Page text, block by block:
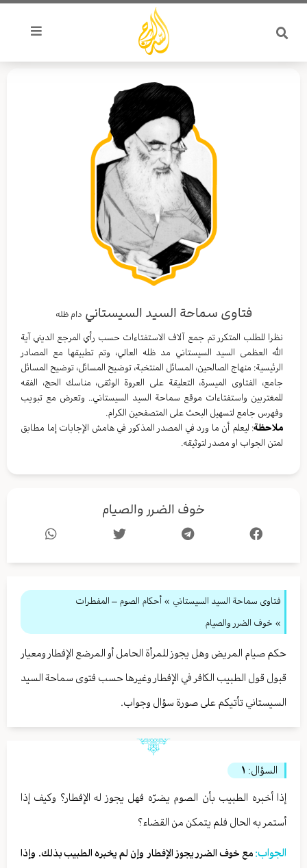
تخطي
المحتوى
فتاوى سماحة السيد السيستاني دام ظله
نظرا للطلب المتكرر تم جمع آلاف الاستفتاءات حسب رأي المرجع الديني آية
الله العظمى السيد السيستاني مد ظله العالي، وتم تطبيقها مع المصادر
الرئيسية: منهاج الصالحين، المسائل المنتخبة، توضيح المسائل، توضيح المسائل
جامع، الفتاوى الميسرة، التعليقة على العروة الوثقى، مناسك الحج، الفقه
للمغتربين واستفتاءات موقع سماحة السيد السيستاني.. وتعرض مع تبويب
وفهرس جامع لتسهيل البحث على المتصفحين الكرام.
ملاحظة: ليعلم أن ما ورد في المصدر المذكور في هامش الإجابات إما مطابق
لمتن الجواب او مصدر لتوثيقه.
خوف الضرر والصيام
فتاوى سماحة السيد السيستاني » أحكام الصوم – المفطرات
» خوف الضرر والصيام
حكم صيام المريض وهل يجوز للمرأة الحامل أو المرضع الإفطار ومعيار
قبول قول الطبيب الكافر في الإفطار وغيرها حسب فتوى سماحة السيد
السيستاني تأتيكم على صورة سؤال وجواب.
السؤال: ١
إذا أخبره الطبيب بأن الصوم يضرّه فهل يجوز له الإفطار؟ وكيف إذا
أستمر به الحال فلم يتمكن من القضاء؟
الجواب:مع خوف الضرر يجوز الإفطار وإن لم يخبره الطبيب بذلك. وإذا